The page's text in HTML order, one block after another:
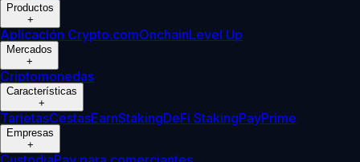
Productos
+
Aplicación Crypto.comOnchainLevel Up
Mercados
+
Criptomonedas
Características
+
TarjetasCestasEarnStakingDeFi StakingPayPrime
Empresas
+